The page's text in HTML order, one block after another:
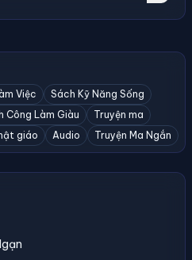
Việc
Sách Kỹ Năng Sống
Công Làm Giàu
Truyện ma
giáo Audio Truyện Ma Ngắn